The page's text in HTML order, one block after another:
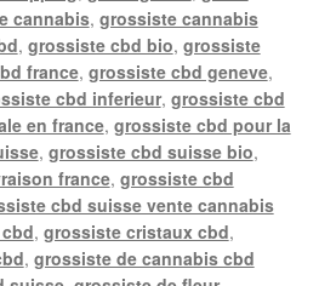
cannabis, grossiste cannabis
, grossiste cbd bio, grossiste
france, grossiste cbd geneve,
cbd inferieur, grossiste cbd
en france, grossiste cbd pour la
, grossiste cbd suisse bio,
france, grossiste cbd
cbd suisse vente cannabis
, grossiste cristaux cbd,
, grossiste de cannabis cbd